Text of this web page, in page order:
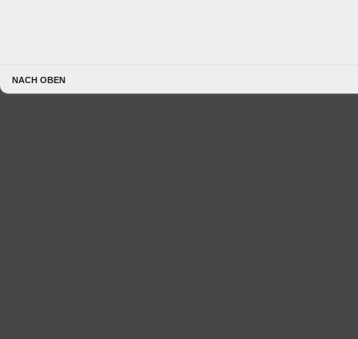
NACH OBEN